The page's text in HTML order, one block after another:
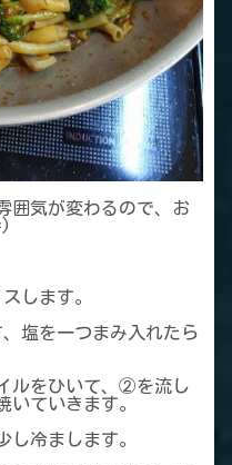
囲気が変わるので、お
します。
塩を一つまみ入れたら
ルをひいて、②を流し
いていきます。
冷まします。